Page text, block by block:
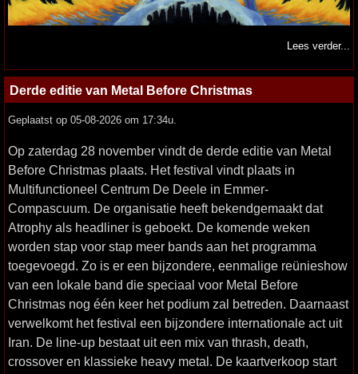
Lees verder...
Derde editie van Metal Before Christmas
Geplaatst op 05-08-2026 om 17:34u.
Op zaterdag 28 november vindt de derde editie van Metal
Before Christmas plaats. Het festival vindt plaats in
Multifunctioneel Centrum De Deele in Emmer-
Compascuum. De organisatie heeft bekendgemaakt dat
Atrophy als headliner is geboekt. De komende weken
worden stap voor stap meer bands aan het programma
toegevoegd. Zo is er een bijzondere, eenmalige reünieshow
van een lokale band die speciaal voor Metal Before
Christmas nog één keer het podium zal betreden. Daarnaast
verwelkomt het festival een bijzondere internationale act uit
Iran. De line-up bestaat uit een mix van thrash, death,
crossover en klassieke heavy metal. De kaartverkoop start